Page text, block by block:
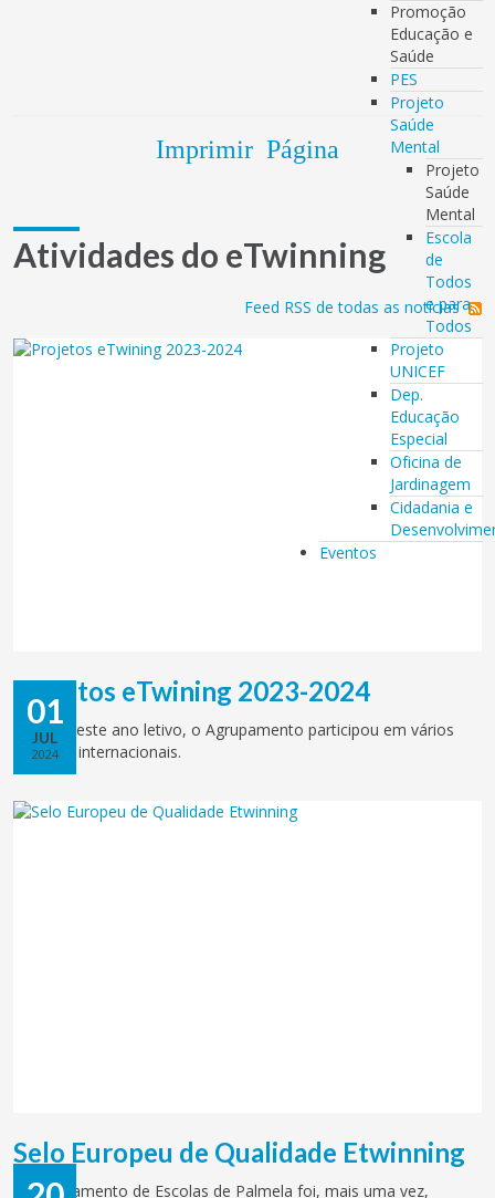
Promoção
Educação e
Saúde
PES
Projeto
Saúde
Mental
Projeto
Saúde
Mental
Escola
de
Todos
e para
Todos
Projeto
UNICEF
Dep.
Educação
Especial
Oficina de
Jardinagem
Cidadania e
Eventos
Imprimir Página
Atividades do eTwinning
Feed RSS de todas as notícias
01
JUL
2024
Projetos eTwining 2023-2024
Durante este ano letivo, o Agrupamento participou em vários
projetos internacionais.
Selo Europeu de Qualidade Etwinning
O Agrupamento de Escolas de Palmela foi, mais uma vez,